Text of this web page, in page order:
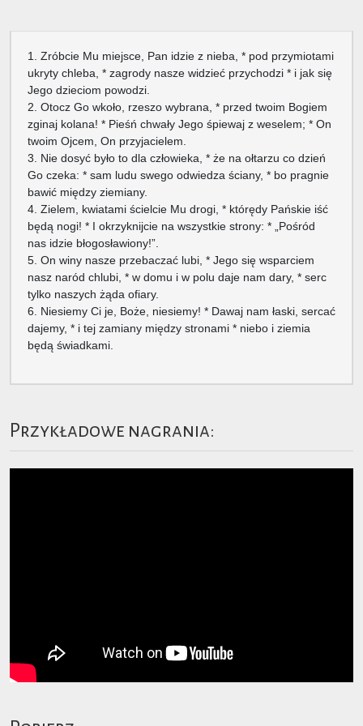
1. Zróbcie Mu miejsce, Pan idzie z nieba, * pod przymiotami
ukryty chleba, * zagrody nasze widzieć przychodzi * i jak się
Jego dzieciom powodzi.
2. Otocz Go wkoło, rzeszo wybrana, * przed twoim Bogiem
zginaj kolana! * Pieśń chwały Jego śpiewaj z weselem; * On
twoim Ojcem, On przyjacielem.
3. Nie dosyć było to dla człowieka, * że na ołtarzu co dzień
Go czeka: * sam ludu swego odwiedza ściany, * bo pragnie
bawić między ziemiany.
4. Zielem, kwiatami ścielcie Mu drogi, * którędy Pańskie iść
będą nogi! * I okrzyknijcie na wszystkie strony: * „Pośród
nas idzie błogosławiony!”.
5. On winy nasze przebaczać lubi, * Jego się wsparciem
nasz naród chlubi, * w domu i w polu daje nam dary, * serc
tylko naszych żąda ofiary.
6. Niesiemy Ci je, Boże, niesiemy! * Dawaj nam łaski, sercać
dajemy, * i tej zamiany między stronami * niebo i ziemia
będą świadkami.
Przykładowe nagrania: